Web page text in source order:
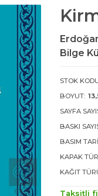
Bilge
STOK
BOYUT:
SAYFA
BASKI
BASIM
KAPAK
KAĞIT
Taksitli